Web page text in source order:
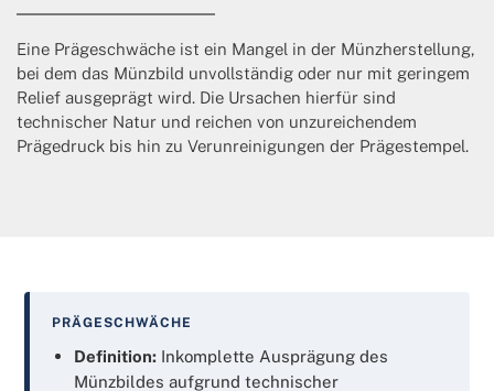
Eine Prägeschwäche ist ein Mangel in der Münzherstellung,
bei dem das Münzbild unvollständig oder nur mit geringem
Relief ausgeprägt wird. Die Ursachen hierfür sind
technischer Natur und reichen von unzureichendem
Prägedruck bis hin zu Verunreinigungen der Prägestempel.
PRÄGESCHWÄCHE
Definition: Inkomplette Ausprägung des
Münzbildes aufgrund technischer